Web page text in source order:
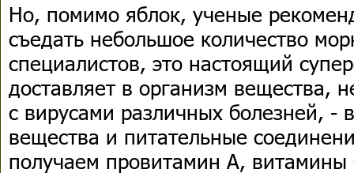
Но, помимо яблок, ученые
съедать небольшое количество
специалистов, это настоящий
доставляет в организм вещества,
с вирусами различных болезней,
вещества и питательные
получаем провитамин А, витамины